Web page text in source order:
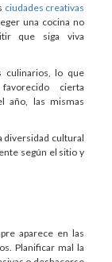
ciudades creativas
una cocina no
que siga viva
culinarios, lo que
cierta
año, las mismas
diversidad cultural
según el sitio y
aparece en las
Planificar mal la